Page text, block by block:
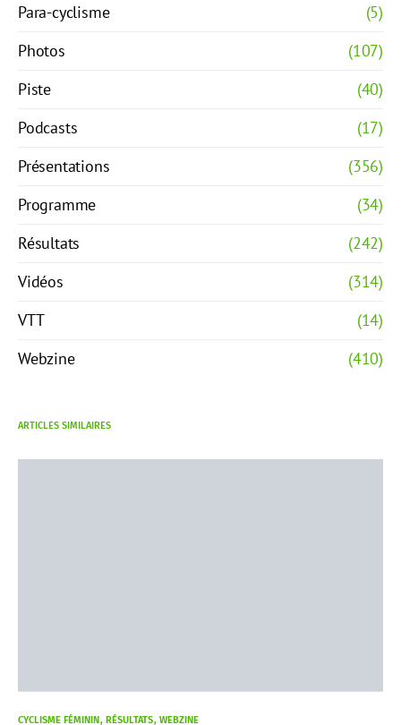
Para-cyclisme
(5)
Photos
(107)
Piste
(40)
Podcasts
(17)
Présentations
(356)
Programme
(34)
Résultats
(242)
Vidéos
(314)
VTT
(14)
Webzine
(410)
ARTICLES SIMILAIRES
CYCLISME FÉMININ RÉSULTATS WEBZINE